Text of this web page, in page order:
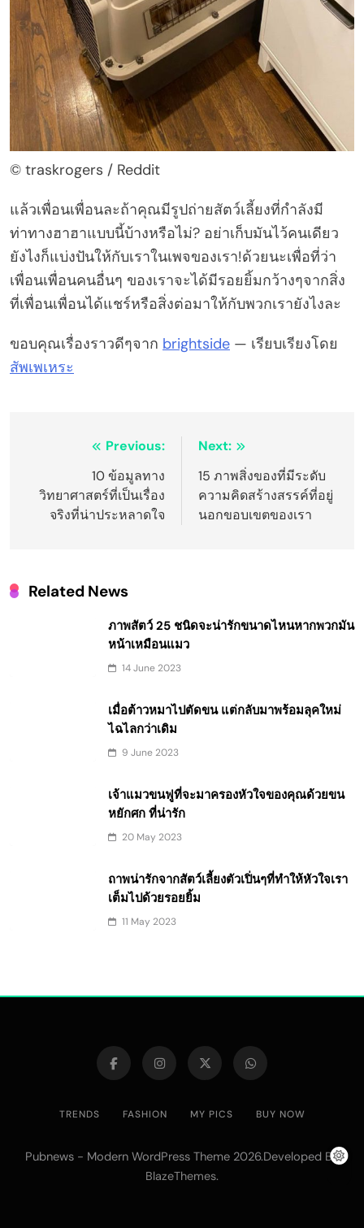
© traskrogers / Reddit
แล้วเพื่อนเพื่อนละถ้าคุณมีรูปถ่ายสัตว์เลี้ยงที่กำลังมี
ท่าทางฮาฮาแบบนี้บ้างหรือไม่? อย่าเก็บมันไว้คนเดียว
ยังไงก็แบ่งปันให้กับเราในเพจของเรา!ด้วยนะเพื่อที่ว่า
เพื่อนเพื่อนคนอื่นๆ ของเราจะได้มีรอยยิ้มกว้างๆจากสิ่ง
ที่เพื่อนเพื่อนได้แชร์หรือสิ่งต่อมาให้กับพวกเรายังไงละ
ขอบคุณเรื่องราวดีๆจาก brightside — เรียบเรียงโดย
สัพเพเหระ
navigation
Previous:
10 ข้อมูลทาง
วิทยาศาสตร์ที่เป็นเรื่อง
จริงที่น่าประหลาดใจ
Next:
15 ภาพสิ่งของที่มีระดับ
ความคิดสร้างสรรค์ที่อยู่
นอกขอบเขตของเรา
Related News
ภาพสัตว์ 25 ชนิดจะน่ารักขนาดไหนหากพวกมัน
หน้าเหมือนแมว
14 June 2023
เมื่อต้าวหมาไปตัดขน แต่กลับมาพร้อมลุคใหม่
ไฉไลกว่าเดิม
9 June 2023
เจ้าแมวขนฟูที่จะมาครองหัวใจของคุณด้วยขน
หยักศก ที่น่ารัก
20 May 2023
ถาพน่ารักจากสัตว์เลี้ยงตัวเปิ่นๆที่ทำให้หัวใจเรา
เต็มไปด้วยรอยยิ้ม
11 May 2023
TRENDS FASHION MY PICS BUY NOW
Pubnews - Modern WordPress Theme 2026.Developed By
BlazeThemes.